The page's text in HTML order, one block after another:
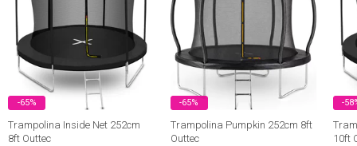
-65%
Trampolina Inside Net 252cm
8ft Outtec
-65%
Trampolina Pumpkin 252cm 8ft
Outtec
-
10ft